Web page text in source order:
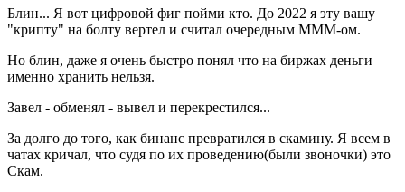
Блин... Я вот цифровой фиг пойми кто. До 2022 я эту вашу
"крипту" на болту вертел и считал очередным МММ-ом.
Но блин, даже я очень быстро понял что на биржах деньги
именно хранить нельзя.
Завел - обменял - вывел и перекрестился...
За долго до того, как бинанс превратился в скамину. Я всем в
чатах кричал, что судя по их проведению(были звоночки) это
Скам.